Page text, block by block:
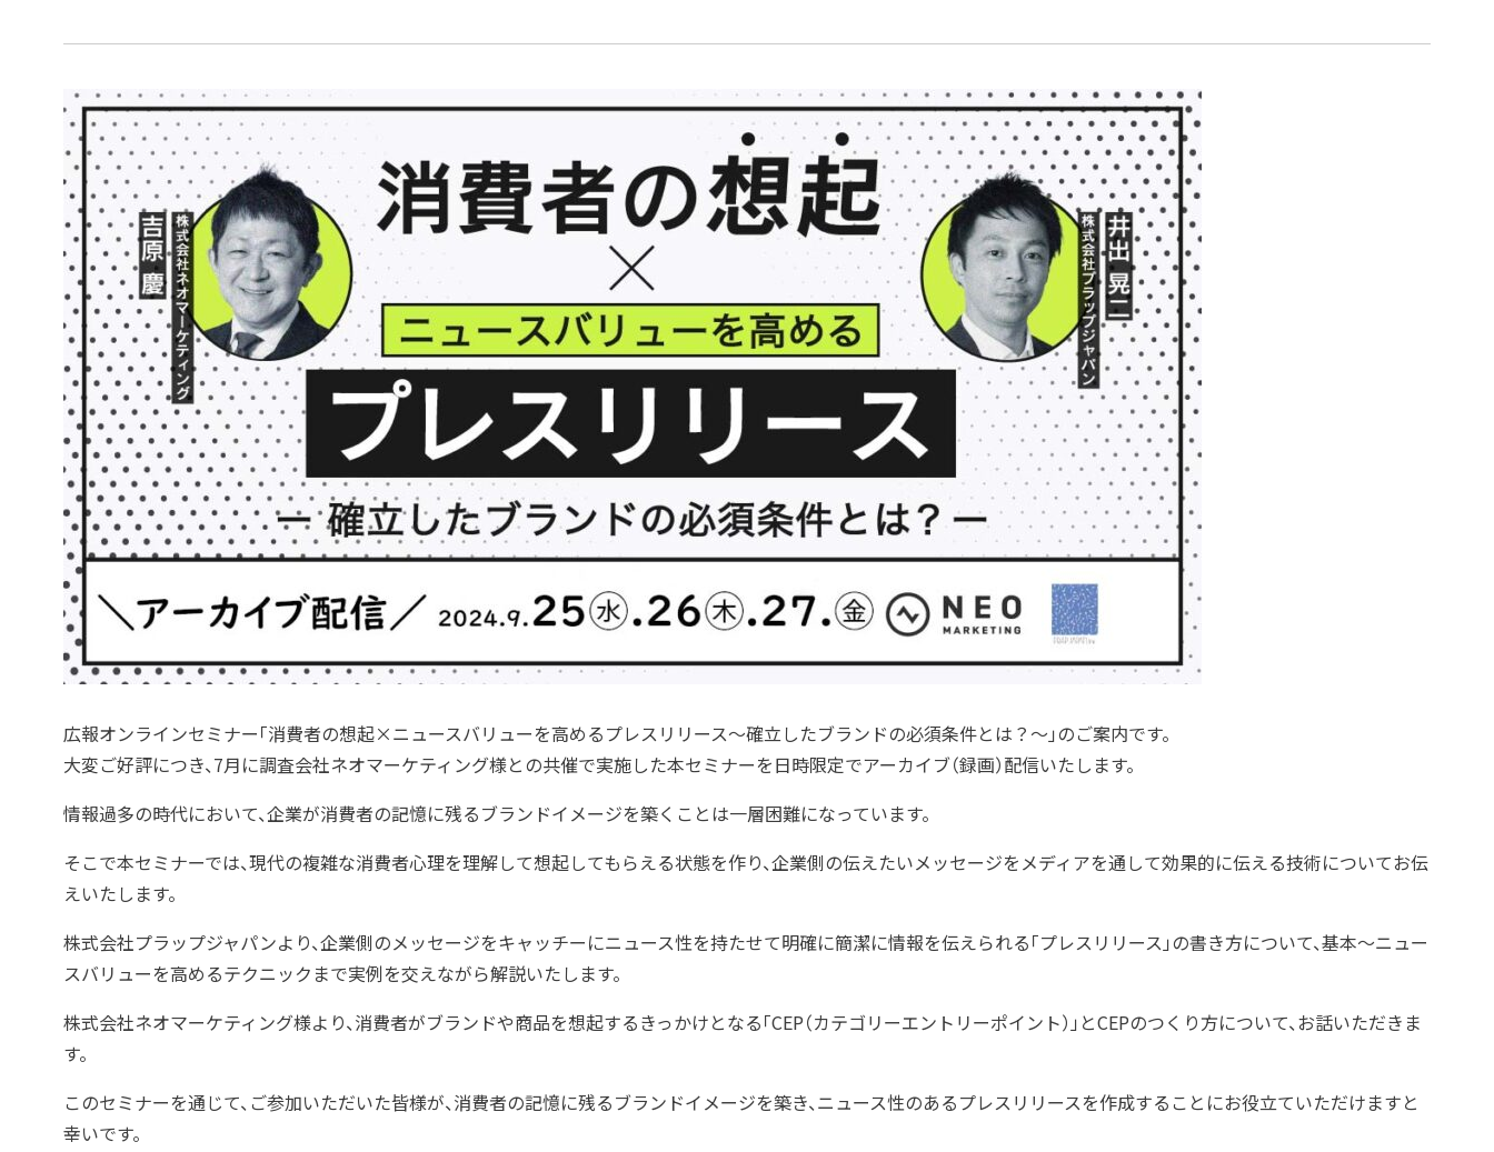
広報オンラインセミナー「消費者の想起×ニュースバリューを高めるプレスリリース～確立したブランドの必須条件とは？～」のご案内です。
大変ご好評につき、7月に調査会社ネオマーケティング様との共催で実施した本セミナーを日時限定でアーカイブ（録画）配信いたします。
情報過多の時代において、企業が消費者の記憶に残るブランドイメージを築くことは一層困難になっています。
そこで本セミナーでは、現代の複雑な消費者心理を理解して想起してもらえる状態を作り、企業側の伝えたいメッセージをメディアを通して効果的に伝える技術についてお伝
えいたします。
株式会社プラップジャパンより、企業側のメッセージをキャッチーにニュース性を持たせて明確に簡潔に情報を伝えられる「プレスリリース」の書き方について、基本～ニュー
スバリューを高めるテクニックまで実例を交えながら解説いたします。
株式会社ネオマーケティング様より、消費者がブランドや商品を想起するきっかけとなる「CEP（カテゴリーエントリーポイント）」とCEPのつくり方について、お話いただきま
す。
このセミナーを通じて、ご参加いただいた皆様が、消費者の記憶に残るブランドイメージを築き、ニュース性のあるプレスリリースを作成することにお役立ていただけますと
幸いです。